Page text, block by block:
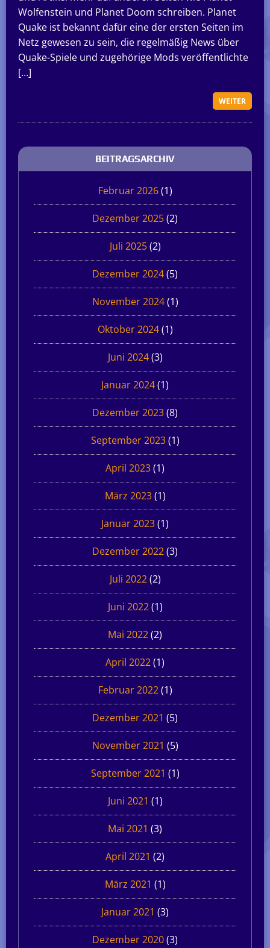
Wolfenstein und Planet Doom schreiben. Planet
Quake ist bekannt dafür eine der ersten Seiten im
Netz gewesen zu sein, die regelmäßig News über
Quake-Spiele und zugehörige Mods veröffentlichte
[…]
WEITER
BEITRAGSARCHIV
Februar 2026(1)
Dezember 2025(2)
Juli 2025(2)
Dezember 2024(5)
November 2024(1)
Oktober 2024(1)
Juni 2024(3)
Januar 2024(1)
Dezember 2023(8)
September 2023(1)
April 2023(1)
März 2023(1)
Januar 2023(1)
Dezember 2022(3)
Juli 2022(2)
Juni 2022(1)
Mai 2022(2)
April 2022(1)
Februar 2022(1)
Dezember 2021 (5)
November 2021 (5)
September 2021 (1)
Juni 2021 (1)
Mai 2021 (3)
April 2021 (2)
März 2021 (1)
Januar 2021 (3)
Dezember 2020(3)